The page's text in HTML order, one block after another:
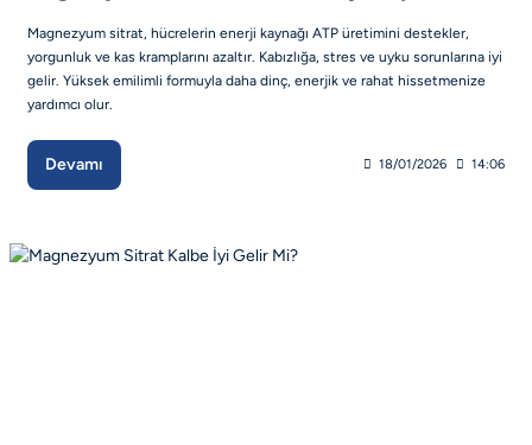
Magnezyum sitrat, hücrelerin enerji kaynağı ATP üretimini destekler,
yorgunluk ve kas kramplarını azaltır. Kabızlığa, stres ve uyku sorunlarına iyi
gelir. Yüksek emilimli formuyla daha dinç, enerjik ve rahat hissetmenize
yardımcı olur.
Devamı 18/01/2026 14:06